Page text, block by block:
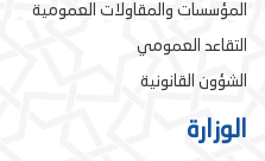
المؤسسات والمقاولات العمومية
التقاعد العمومي
الشؤون القانونية
الوزارة